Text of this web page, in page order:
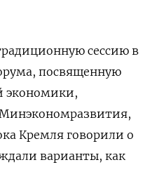
сессию в
посвященную
экономики,
Кремля говорили о
варианты, как